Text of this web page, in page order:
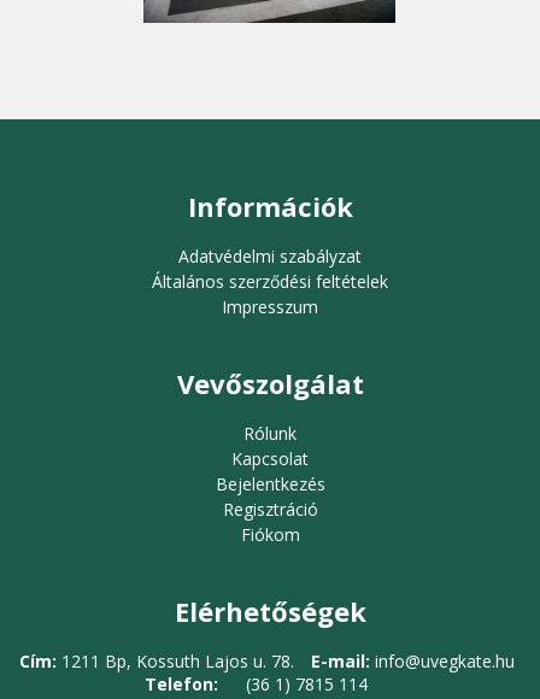
Információk
Adatvédelmi szabályzat
Általános szerződési feltételek
Impresszum
Vevőszolgálat
Rólunk
Kapcsolat
Bejelentkezés
Regisztráció
Fiókom
Elérhetőségek
Cím: 1211 Bp, Kossuth Lajos u. 78. E-mail: info@uvegkate.hu
Telefon:
(36 1) 7815 114